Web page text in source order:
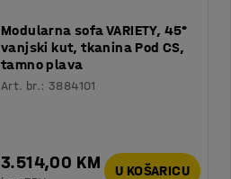
Modularna sofa VARIETY, 45°
vanjski kut, tkanina Pod CS,
tamno plava
Art. br.:3884101
3.514,00 KM U KOŠARICU